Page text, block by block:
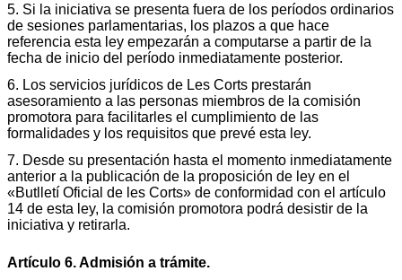
5. Si la iniciativa se presenta fuera de los períodos ordinarios
de sesiones parlamentarias, los plazos a que hace
referencia esta ley empezarán a computarse a partir de la
fecha de inicio del período inmediatamente posterior.
6. Los servicios jurídicos de Les Corts prestarán
asesoramiento a las personas miembros de la comisión
promotora para facilitarles el cumplimiento de las
formalidades y los requisitos que prevé esta ley.
7. Desde su presentación hasta el momento inmediatamente
anterior a la publicación de la proposición de ley en el
«Butlletí Oficial de les Corts» de conformidad con el artículo
14 de esta ley, la comisión promotora podrá desistir de la
iniciativa y retirarla.
Artículo 6. Admisión a trámite.